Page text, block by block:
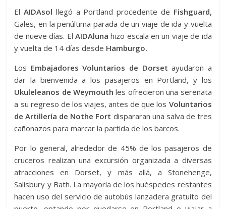
ElAIDAsol llegó a Portland procedente de Fishguard,
Gales, en la penúltima parada de un viaje de ida y vuelta
de nueve días. El AIDAluna hizo escala en un viaje de ida
y vuelta de 14 días desde Hamburgo.
Los Embajadores Voluntarios de Dorset ayudaron a
dar la bienvenida a los pasajeros en Portland, y los
Ukuleleanos de Weymouth les ofrecieron una serenata
a su regreso de los viajes, antes de que los Voluntarios
de Artillería de Nothe Fort dispararan una salva de tres
cañonazos para marcar la partida de los barcos.
Por lo general, alrededor de 45% de los pasajeros de
cruceros realizan una excursión organizada a diversas
atracciones en Dorset, y más allá, a Stonehenge,
Salisbury y Bath. La mayoría de los huéspedes restantes
hacen uso del servicio de autobús lanzadera gratuito del